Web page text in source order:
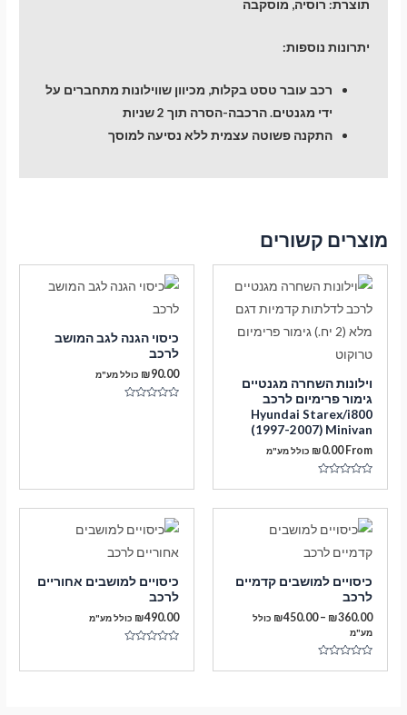
תוצרת: רוסיה, מוסקבה
יתרונות נוספות:
רכב עובר טסט בקלות, מכיוון שווילונות מתחברים על
ידי מגנטים. הרכבה-הסרה תוך 2 שניות
התקנה פשוטה עצמית ללא נסיעה למוסך
מוצרים קשורים
וילונות השחרה מגנטיים
גימור פרימיום לרכב
Hyundai Starex/i800
(1997-2007) Minivan
From
₪0.00 כולל מע"מ
כיסוי הגנה לגב המושב
לרכב
₪90.00 כולל מע"מ
כיסויים למושבים קדמיים
לרכב
₪360.00
–
₪450.00
טווח
⁦₪450.00⁩
כולל
מע"מ
כיסויים למושבים אחוריים
לרכב
₪490.00 כולל מע"מ
מתוך